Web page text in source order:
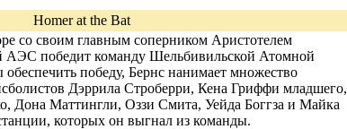
Homer at the Bat
со своим главным соперником Аристотелем
АЭС победит команду Шельбивильской Атомной
победу, Бернс нанимает множество
Дэррила Строберри, Кена Гриффи младшего,
Дона Маттингли, Оззи Смита, Уейда Боггза и Майка
которых он выгнал из команды.